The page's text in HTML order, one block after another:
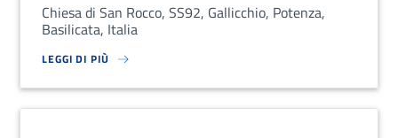
Chiesa di San Rocco, SS92, Gallicchio, Potenza,
Basilicata, Italia
LEGGI DI PIÙ
SU LOREM IPSUM DOLOR SIT AMET, CONSECTETUR ADIPISCING